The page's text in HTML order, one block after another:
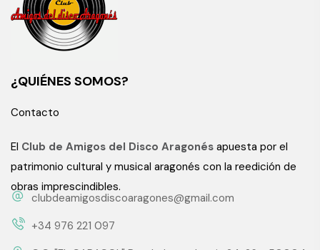
¿QUIÉNES SOMOS?
Contacto
El Club de Amigos del Disco Aragonés apuesta por el
patrimonio cultural y musical aragonés con la reedición de
obras imprescindibles.
clubdeamigosdiscoaragones@gmail.com
+34 976 221 097